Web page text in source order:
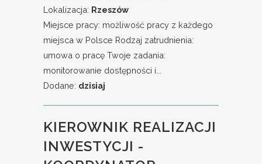
Lokalizacja: Rzeszów
Miejsce pracy: możliwość pracy z każdego
miejsca w Polsce​ Rodzaj zatrudnienia:
umowa o pracę Twoje zadania:
monitorowanie dostępności i...
Dodane: dzisiaj
KIEROWNIK REALIZACJI
INWESTYCJI -